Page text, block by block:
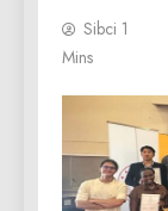
Sibci 1
Mins